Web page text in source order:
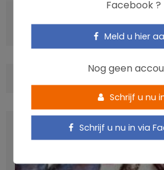
Soja en borstkanker: meer
LATEST POSTS
Facebook ?
Meld u hier
Nog geen
Schrijf u nu
Schrijf u nu in via